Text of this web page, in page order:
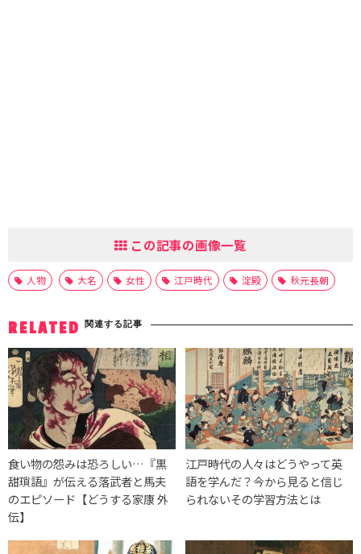
この記事の画像一覧
人物 大名 女性 江戸時代 淀殿 秋元長朝
RELATED 関連する記事
食い物の怨みは恐ろしい…『黒
甜瑣語』が伝える落武者と馬夫
のエピソード【どうする家康 外
伝】
江戸時代の人々はどうやって英
語を学んだ？今から見ると信じ
られないその学習方法とは